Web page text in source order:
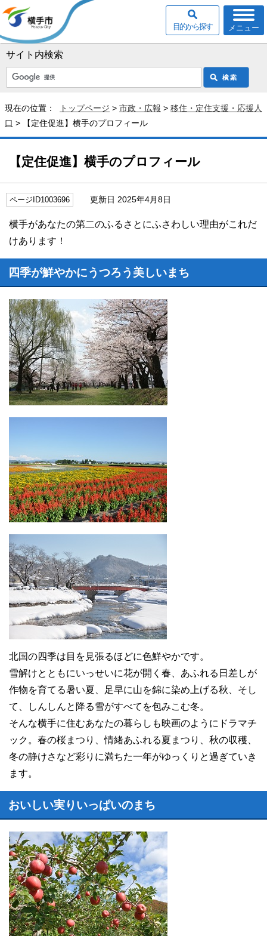
サイト内検索
メニュー
目的から探す
現在の位置： トップページ > 市政・広報 > 移住・定住支援・応援人
口 > 【定住促進】横手のプロフィール
【定住促進】横手のプロフィール
ページID1003696 更新日 2025年4月8日
横手があなたの第二のふるさとにふさわしい理由がこれだ
けあります！
四季が鮮やかにうつろう美しいまち
北国の四季は目を見張るほどに色鮮やかです。
雪解けとともにいっせいに花が開く春、あふれる日差しが
作物を育てる暑い夏、足早に山を錦に染め上げる秋、そし
て、しんしんと降る雪がすべてを包みこむ冬。
そんな横手に住むあなたの暮らしも映画のようにドラマチ
ック。春の桜まつり、情緒あふれる夏まつり、秋の収穫、
冬の静けさなど彩りに満ちた一年がゆっくりと過ぎていき
ます。
おいしい実りいっぱいのまち